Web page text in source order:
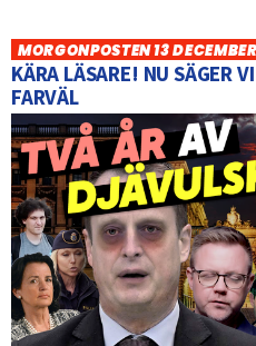
MORGONPOSTEN 13
KÄRA LÄSARE! NU SÄGER
FARVÄL